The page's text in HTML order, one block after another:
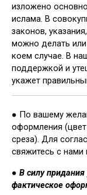
изложено
ислама. В
законов,
можно делать или
коем случае. В
поддержкой и
укажет
● По вашему
оформления
среза). Для
свяжитесь с
● В силу
фактическое